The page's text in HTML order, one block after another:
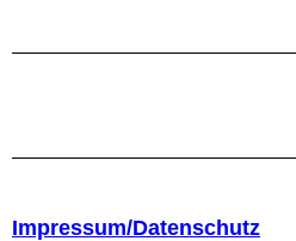
Impressum/Datenschutz